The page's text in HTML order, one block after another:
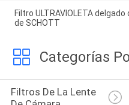
Filtro ULTRAVIOLETA
de SCHOTT
Categorías
Filtros De La Lente